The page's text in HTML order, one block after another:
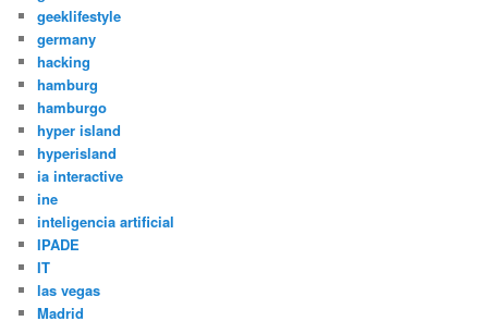
geeklifestyle
germany
hacking
hamburg
hamburgo
hyper island
hyperisland
ia interactive
ine
inteligencia artificial
IPADE
IT
las vegas
Madrid